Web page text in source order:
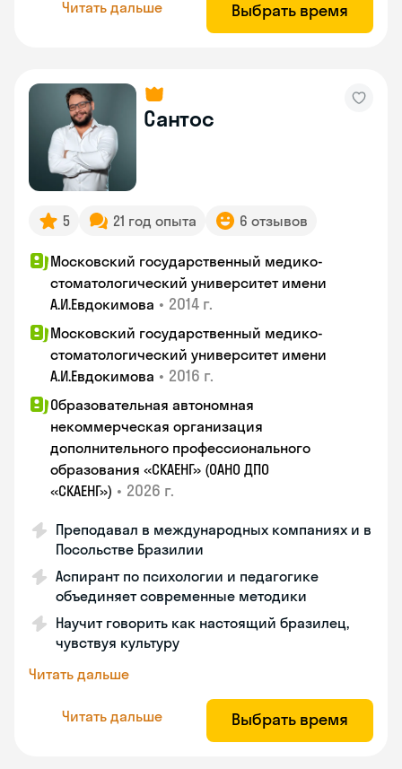
Читать дальше Выбрать время
Сантос
5 21 год опыта 6 отзывов
Московский государственный медико-
стоматологический университет имени
А.И.Евдокимова • 2014 г.
Московский государственный медико-
стоматологический университет имени
А.И.Евдокимова • 2016 г.
Образовательная автономная
некоммерческая организация
дополнительного профессионального
образования «СКАЕНГ» (ОАНО ДПО
«СКАЕНГ») • 2026 г.
Преподавал в международных компаниях и в
Посольстве Бразилии
Аспирант по психологии и педагогике
объединяет современные методики
Научит говорить как настоящий бразилец,
чувствуя культуру
Читать дальше
Читать дальше Выбрать время